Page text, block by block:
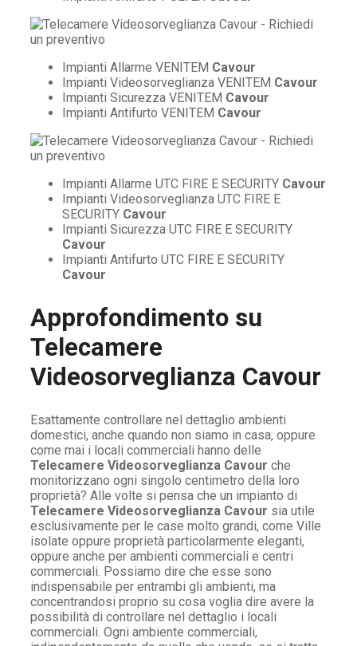
Impianti Allarme VENITEM Cavour
Impianti Videosorveglianza VENITEM Cavour
Impianti Sicurezza VENITEM Cavour
Impianti Antifurto VENITEM Cavour
Impianti Allarme UTC FIRE E SECURITY Cavour
Impianti Videosorveglianza UTC FIRE E
SECURITY Cavour
Impianti Sicurezza UTC FIRE E SECURITY
Cavour
Impianti Antifurto UTC FIRE E SECURITY
Cavour
Approfondimento su
Telecamere
Videosorveglianza Cavour
Esattamente controllare nel dettaglio ambienti
domestici, anche quando non siamo in casa, oppure
come mai i locali commerciali hanno delle
Telecamere Videosorveglianza Cavour che
monitorizzano ogni singolo centimetro della loro
proprietà? Alle volte si pensa che un impianto di
Telecamere Videosorveglianza Cavour sia utile
esclusivamente per le case molto grandi, come Ville
isolate oppure proprietà particolarmente eleganti,
oppure anche per ambienti commerciali e centri
commerciali. Possiamo dire che esse sono
indispensabile per entrambi gli ambienti, ma
concentrandosi proprio su cosa voglia dire avere la
possibilità di controllare nel dettaglio i locali
commerciali. Ogni ambiente commerciali,